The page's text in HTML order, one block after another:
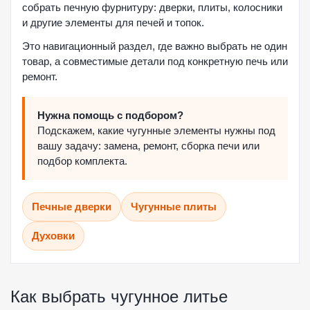
собрать печную фурнитуру: дверки, плиты, колосники
и другие элементы для печей и топок.
Это навигационный раздел, где важно выбрать не один
товар, а совместимые детали под конкретную печь или
ремонт.
Нужна помощь с подбором?
Подскажем, какие чугунные элементы нужны под
вашу задачу: замена, ремонт, сборка печи или
подбор комплекта.
Печные дверки Чугунные плиты
Духовки
Как выбрать чугунное литье